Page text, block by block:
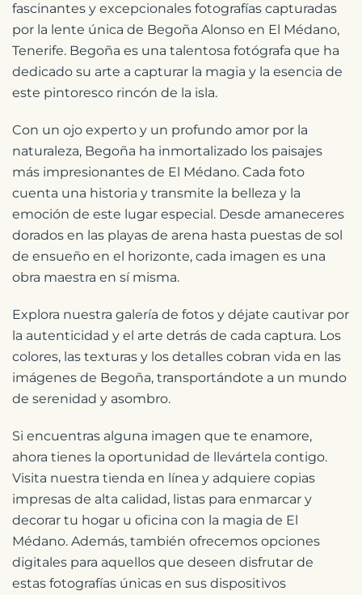
fascinantes y excepcionales fotografías capturadas
por la lente única de Begoña Alonso en El Médano,
Tenerife. Begoña es una talentosa fotógrafa que ha
dedicado su arte a capturar la magia y la esencia de
este pintoresco rincón de la isla.
Con un ojo experto y un profundo amor por la
naturaleza, Begoña ha inmortalizado los paisajes
más impresionantes de El Médano. Cada foto
cuenta una historia y transmite la belleza y la
emoción de este lugar especial. Desde amaneceres
dorados en las playas de arena hasta puestas de sol
de ensueño en el horizonte, cada imagen es una
obra maestra en sí misma.
Explora nuestra galería de fotos y déjate cautivar por
la autenticidad y el arte detrás de cada captura. Los
colores, las texturas y los detalles cobran vida en las
imágenes de Begoña, transportándote a un mundo
de serenidad y asombro.
Si encuentras alguna imagen que te enamore,
ahora tienes la oportunidad de llevártela contigo.
Visita nuestra tienda en línea y adquiere copias
impresas de alta calidad, listas para enmarcar y
decorar tu hogar u oficina con la magia de El
Médano. Además, también ofrecemos opciones
digitales para aquellos que deseen disfrutar de
estas fotografías únicas en sus dispositivos